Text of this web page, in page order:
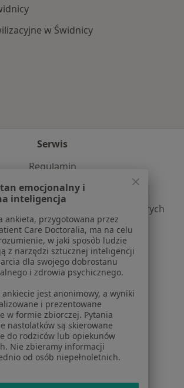
w Świdnicy
Serwis
Regulamin
prywatności profesjonalistów
dla profesjonalistów, których
pozyskaliśmy samodzielnie
Polityka cookies
wyniki wyszukiwania
Dostępność
O nas
Praca Rekrutujemy!
Partnerzy
Centrum prasowe
Kontakt
Dla pacjentów
Lekarze
emocjonalny i
inteligencja
ankieta, przygotowana przez
Care Doctoralia, ma na celu
w jaki sposób ludzie
z narzędzi sztucznej inteligencji
dla swojego dobrostanu
i zdrowia psychicznego.
ankiecie jest anonimowy, a wyniki
i prezentowane
w formie zbiorczej. Pytania
nastolatków są skierowane
do rodziców lub opiekunów
Nie zbieramy informacji
od osób niepełnoletnich.